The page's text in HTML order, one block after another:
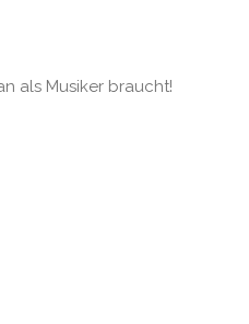
als Musiker braucht!